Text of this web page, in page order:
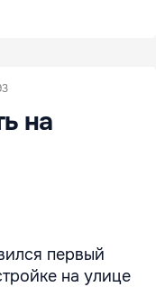
на
первый
на улице